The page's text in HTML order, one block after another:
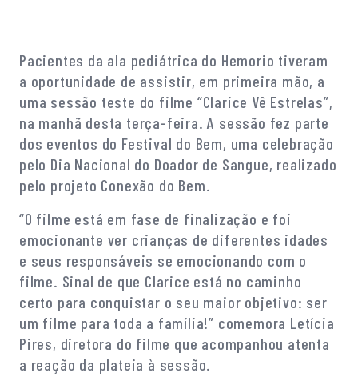
Pacientes da ala pediátrica do Hemorio tiveram
a oportunidade de assistir, em primeira mão, a
uma sessão teste do filme “Clarice Vê Estrelas”,
na manhã desta terça-feira. A sessão fez parte
dos eventos do Festival do Bem, uma celebração
pelo Dia Nacional do Doador de Sangue, realizado
pelo projeto Conexão do Bem.
“O filme está em fase de finalização e foi
emocionante ver crianças de diferentes idades
e seus responsáveis se emocionando com o
filme. Sinal de que Clarice está no caminho
certo para conquistar o seu maior objetivo: ser
um filme para toda a família!” comemora Letícia
Pires, diretora do filme que acompanhou atenta
a reação da plateia à sessão.